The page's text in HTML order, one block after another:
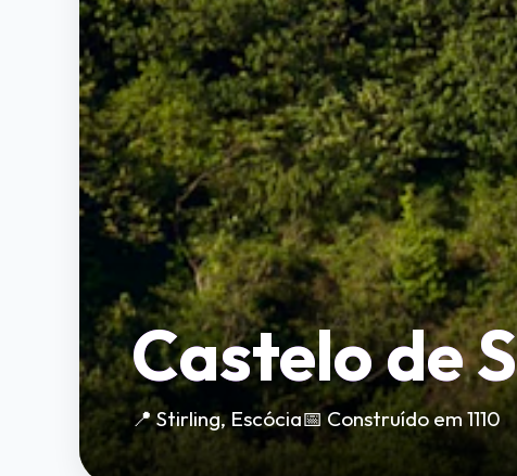
Castelo de
📍 Stirling, Escócia📅 Construído em 1110